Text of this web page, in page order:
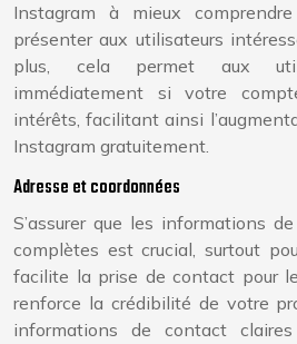
Instagram à mieux
présenter aux utilisateurs
plus, cela permet aux
immédiatement si votre
intérêts, facilitant ainsi
Instagram gratuitement.
Adresse et coordonnées
S’assurer que les informations
complètes est crucial, surtout
facilite la prise de contact pour
renforce la crédibilité de votre
informations de contact